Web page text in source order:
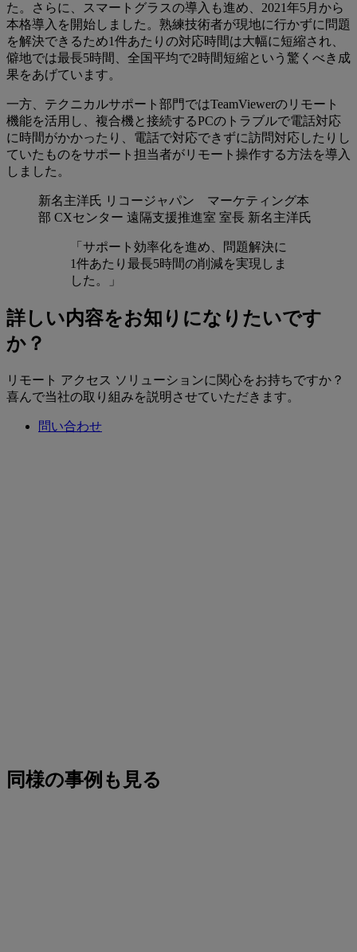
た。さらに、スマートグラスの導入も進め、2021年5月から
本格導入を開始しました。熟練技術者が現地に行かずに問題
を解決できるため1件あたりの対応時間は大幅に短縮され、
僻地では最長5時間、全国平均で2時間短縮という驚くべき成
果をあげています。
一方、テクニカルサポート部門ではTeamViewerのリモート
機能を活用し、複合機と接続するPCのトラブルで電話対応
に時間がかかったり、電話で対応できずに訪問対応したりし
ていたものをサポート担当者がリモート操作する方法を導入
しました。
新名主洋氏 リコージャパン マーケティング本
部 CXセンター 遠隔支援推進室 室長 新名主洋氏
「サポート効率化を進め、問題解決に
1件あたり最長5時間の削減を実現しま
した。」
詳しい内容をお知りになりたいです
か？
リモート アクセス ソリューションに関心をお持ちですか？
喜んで当社の取り組みを説明させていただきます。
問い合わせ
同様の事例も見る